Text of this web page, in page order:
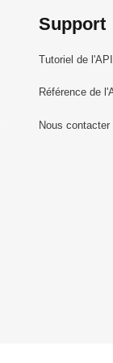
Support
Tutoriel de l'API
Référence de
Nous contacter